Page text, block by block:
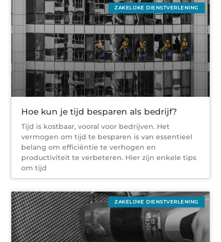
ZAKELIJKE DIENSTVERLENING
Hoe kun je tijd besparen als bedrijf?
Tijd is kostbaar, vooral voor bedrijven. Het
vermogen om tijd te besparen is van essentieel
belang om efficiëntie te verhogen en
productiviteit te verbeteren. Hier zijn enkele tips
om tijd
ZAKELIJKE DIENSTVERLENING